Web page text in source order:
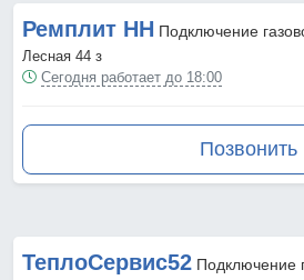
Ремплит НН Подключение
Лесная 44 з
Сегодня работает до 18:00
Позвонить
ТеплоСервис52 Подключение